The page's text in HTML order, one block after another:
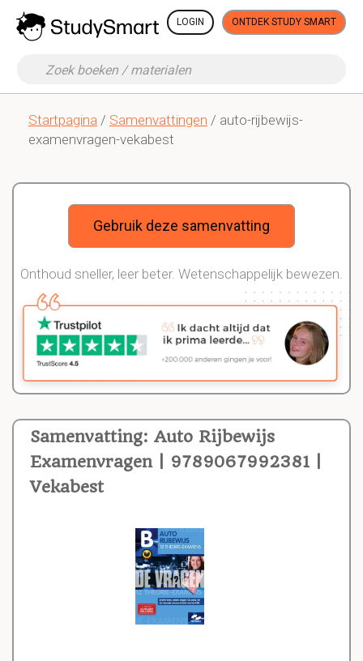
LOGIN ONTDEK STUDY SMART
Startpagina / Samenvattingen / auto-rijbewijs-
examenvragen-vekabest
Samenvatting: Auto Rijbewijs
Examenvragen | 9789067992381 |
Vekabest
Gebruik deze samenvatting
Onthoud sneller, leer beter. Wetenschappelijk bewezen.